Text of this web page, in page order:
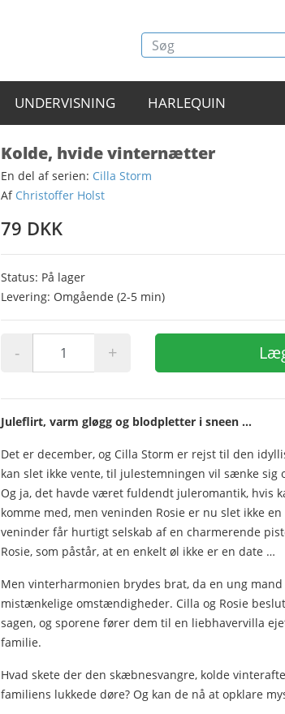
UNDERVISNING HARLEQUIN
Kolde, hvide vinternætter
En del af serien: Cilla Storm
Af Christoffer Holst
79 DKK
Status: På lager
Levering: Omgående (2-5 min)
- +
Juleflirt, varm gløgg og blodpletter i sneen …
Det er december, og Cilla Storm er rejst til den
kan slet ikke vente, til julestemningen vil sænke sig
Og ja, det havde været fuldendt juleromantik, hvis
komme med, men veninden Rosie er nu slet ikke
veninder får hurtigt selskab af en charmerende
Rosie, som påstår, at en enkelt øl ikke er en date …
Men vinterharmonien brydes brat, da en ung
mistænkelige omstændigheder. Cilla og Rosie
sagen, og sporene fører dem til en liebhavervilla
familie.
Hvad skete der den skæbnesvangre, kolde
familiens lukkede døre? Og kan de nå at opklare